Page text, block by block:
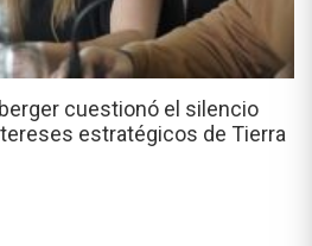
cuestionó el silencio
estratégicos de Tierra